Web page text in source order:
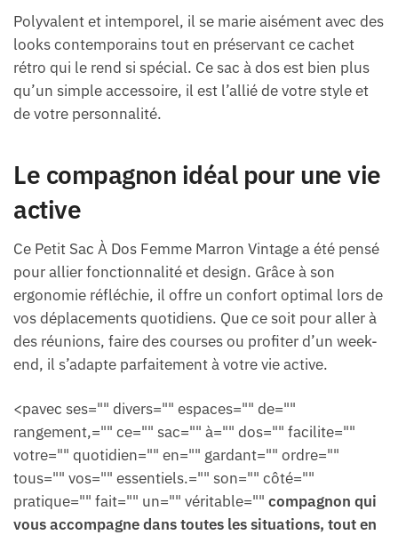
Polyvalent et intemporel, il se marie aisément avec des
looks contemporains tout en préservant ce cachet
rétro qui le rend si spécial. Ce sac à dos est bien plus
qu’un simple accessoire, il est l’allié de votre style et
de votre personnalité.
Le compagnon idéal pour une vie
active
Ce Petit Sac À Dos Femme Marron Vintage a été pensé
pour allier fonctionnalité et design. Grâce à son
ergonomie réfléchie, il offre un confort optimal lors de
vos déplacements quotidiens. Que ce soit pour aller à
des réunions, faire des courses ou profiter d’un week-
end, il s’adapte parfaitement à votre vie active.
<pavec ses="" divers="" espaces="" de=""
rangement,="" ce="" sac="" à="" dos="" facilite=""
votre="" quotidien="" en="" gardant="" ordre=""
tous="" vos="" essentiels.="" son="" côté=""
pratique="" fait="" un="" véritable="" compagnon qui
vous accompagne dans toutes les situations, tout en